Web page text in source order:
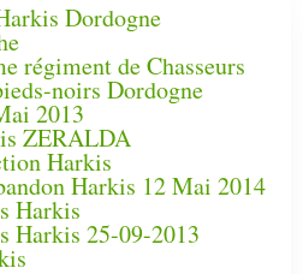
Dordogne
régiment de Chasseurs
noirs Dordogne
2013
ZERALDA
Harkis
Harkis 12 Mai 2014
Harkis
Harkis 25-09-2013